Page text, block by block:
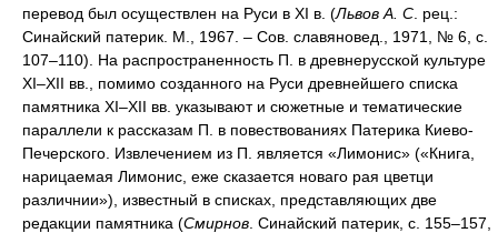
перевод был осуществлен на Руси в XI в. (Львов А. С . рец.:
Синайский патерик. М., 1967. – Сов. славяновед., 1971, № 6, с.
107–110). На распространенность П. в древнерусской культуре
XI–XII вв., помимо созданного на Руси древнейшего списка
памятника XI–XII вв. указывают и сюжетные и тематические
параллели к рассказам П. в повествованиях Патерика Киево-
Печерского. Извлечением из П. является «Лимонис» («Книга,
нарицаемая Лимонис, еже сказается новаго рая цветци
различнии»), известный в списках, представляющих две
редакции памятника (Смирнов . Синайский патерик, с. 155–157,